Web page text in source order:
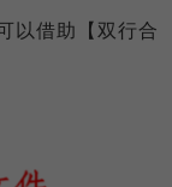
以借助【双行合